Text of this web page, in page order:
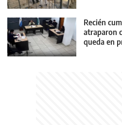
Recién
atraparon
queda en